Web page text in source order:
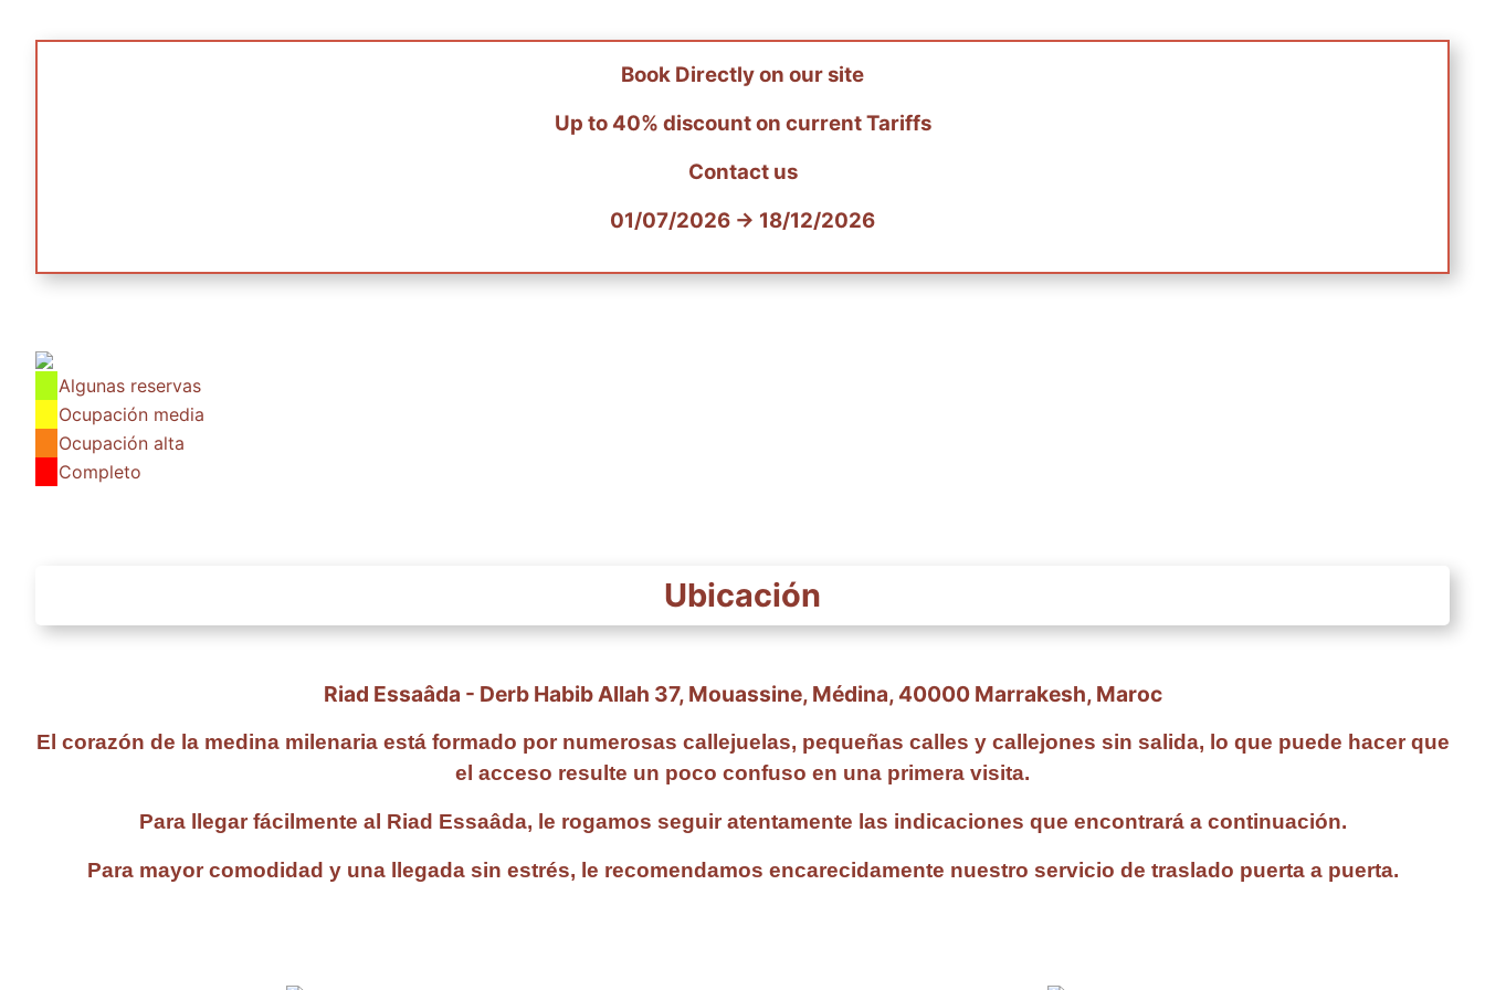
Book Directly on our site
Up to 40% discount on current Tariffs
Contact us
01/07/2026 → 18/12/2026
Algunas reservas
Ocupación media
Ocupación alta
Completo
Ubicación
Riad Essaâda - Derb Habib Allah 37, Mouassine, Médina, 40000 Marrakesh, Maroc
El corazón de la medina milenaria está formado por numerosas callejuelas, pequeñas calles y callejones sin salida, lo que puede hacer que
el acceso resulte un poco confuso en una primera visita.
Para llegar fácilmente al Riad Essaâda, le rogamos seguir atentamente las indicaciones que encontrará a continuación.
Para mayor comodidad y una llegada sin estrés, le recomendamos encarecidamente nuestro servicio de traslado puerta a puerta.